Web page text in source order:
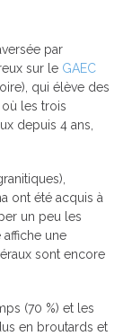
par
sur le GAEC
qui élève des
les trois
depuis 4 ans,
ont été acquis à
un peu les
une
sont encore
(70 %) et les
en broutards et